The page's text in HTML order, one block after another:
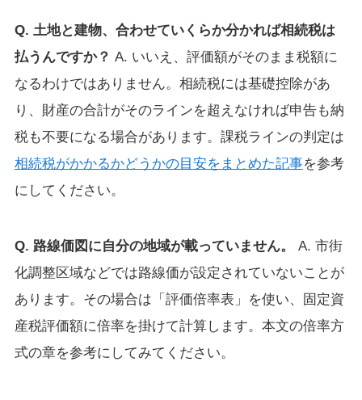
Q. 土地と建物、合わせていくらか分かれば相続税は
払うんですか？ A. いいえ、評価額がそのまま税額に
なるわけではありません。相続税には基礎控除があ
り、財産の合計がそのラインを超えなければ申告も納
税も不要になる場合があります。課税ラインの判定は
相続税がかかるかどうかの目安をまとめた記事を参考
にしてください。
Q. 路線価図に自分の地域が載っていません。
A. 市街
化調整区域などでは路線価が設定されていないことが
あります。その場合は「評価倍率表」を使い、固定資
産税評価額に倍率を掛けて計算します。本文の倍率方
式の章を参考にしてみてください。